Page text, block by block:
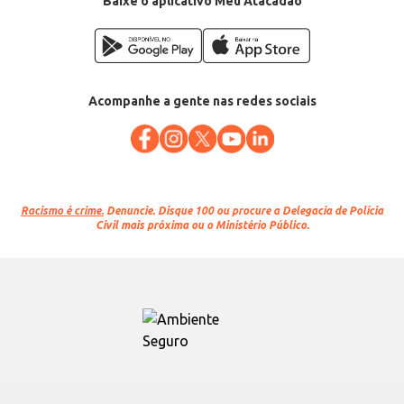
Acompanhe a gente nas redes sociais
Racismo é crime. Denuncie. Disque 100 ou procure a Delegacia de Polícia
Civil mais próxima ou o Ministério Público.